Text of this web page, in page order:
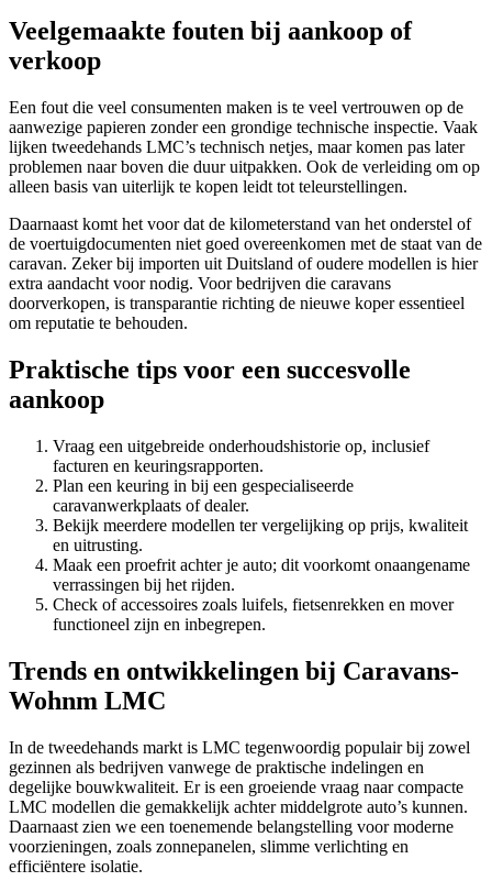
Veelgemaakte fouten bij aankoop of
verkoop
Een fout die veel consumenten maken is te veel vertrouwen op de
aanwezige papieren zonder een grondige technische inspectie. Vaak
lijken tweedehands LMC’s technisch netjes, maar komen pas later
problemen naar boven die duur uitpakken. Ook de verleiding om op
alleen basis van uiterlijk te kopen leidt tot teleurstellingen.
Daarnaast komt het voor dat de kilometerstand van het onderstel of
de voertuigdocumenten niet goed overeenkomen met de staat van de
caravan. Zeker bij importen uit Duitsland of oudere modellen is hier
extra aandacht voor nodig. Voor bedrijven die caravans
doorverkopen, is transparantie richting de nieuwe koper essentieel
om reputatie te behouden.
Praktische tips voor een succesvolle
aankoop
Vraag een uitgebreide onderhoudshistorie op, inclusief
facturen en keuringsrapporten.
Plan een keuring in bij een gespecialiseerde
caravanwerkplaats of dealer.
Bekijk meerdere modellen ter vergelijking op prijs, kwaliteit
en uitrusting.
Maak een proefrit achter je auto; dit voorkomt onaangename
verrassingen bij het rijden.
Check of accessoires zoals luifels, fietsenrekken en mover
functioneel zijn en inbegrepen.
Trends en ontwikkelingen bij Caravans-
Wohnm LMC
In de tweedehands markt is LMC tegenwoordig populair bij zowel
gezinnen als bedrijven vanwege de praktische indelingen en
degelijke bouwkwaliteit. Er is een groeiende vraag naar compacte
LMC modellen die gemakkelijk achter middelgrote auto’s kunnen.
Daarnaast zien we een toenemende belangstelling voor moderne
voorzieningen, zoals zonnepanelen, slimme verlichting en
efficiëntere isolatie.